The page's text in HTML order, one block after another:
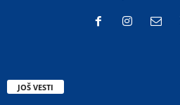
JOŠ VESTI